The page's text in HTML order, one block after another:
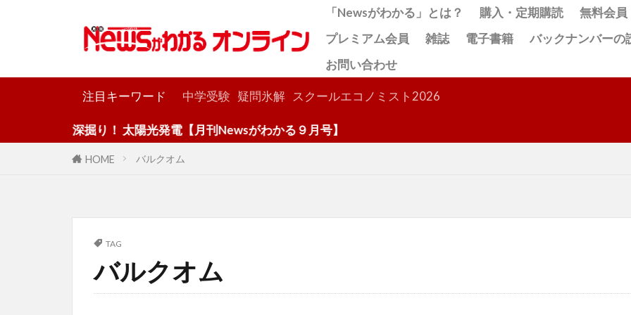
「Newsがわかる」とは？ 購入・定期購読
無料会員
プレミアム会員
雑誌 電子書籍
バックナンバーの
お問い合わせ
注目キーワード 中学受験 疑問氷解 スクールエコノミスト2026
深掘り！ 太陽光発電【月刊Newsがわかる９月号】
HOME バルクオム
TAG
バルクオム
検索